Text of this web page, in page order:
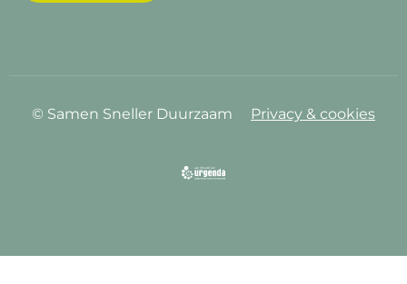
© Samen Sneller Duurzaam Privacy & cookies